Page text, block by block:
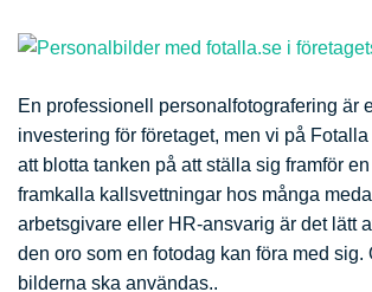
En professionell personalfotografering är
investering för företaget, men vi på
att blotta tanken på att ställa sig framför
framkalla kallsvettningar hos många
arbetsgivare eller HR-ansvarig är det lätt
den oro som en fotodag kan föra med sig.
bilderna ska användas..